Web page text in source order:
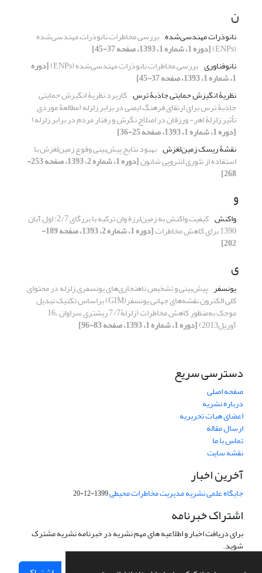
ن
نانوذرات مهندسی‌شده بررسی مخاطرات نانوذرات مهندسی‌شده
(ENPs)
[دوره 1، شماره 1، 1393، صفحه 37-45]
نانوفناوری بررسی مخاطرات نانوذرات مهندسی‌شده (ENPs) [دوره
1، شماره 1، 1393، صفحه 37-45]
نظریۀ انگیزش حمایتی جاذبۀ ترس کاربرد نظریۀ انگیزش حمایتی
جاذبۀ ترس برای ارتقای فرهنگ ایمنی در برابر زلزله (مطالعۀ موردی
تأثیر زلزلۀ اهر- ورزقان در اصلاح نگرش و رفتار مردم در برابر زلزله)
[دوره 1، شماره 1، 1393، صفحه 25-36]
نقشۀ ریسک زمین‌لغزش بهبود نتایج پیش‌بینی وقوع زمین‌لغزش با
استفاده از تئوری انتروپی شانون [دوره 1، شماره 2، 1393، صفحه 253-
268]
و
واکنش کیفیت واکنش به زمین‌لرزة وان ترکیه با بزرگای 2/7: اول آبان
1390 برای کاهش مخاطرات [دوره 1، شماره 2، 1393، صفحه 189-
202]
ی
یونسفر پیش‌بینی و تشخیص ناهنجاری‌های یونسفری زلزله در محتوای
کلی الکترون نقشه‌های جهانی یونسفر(GIM) براساس تکنیک تبدیل
موجک به‌منظور کاهش مخاطرات (زلزلۀ7/7 ریشتری سراوان ،16
آوریل2013) [دوره 1، شماره 1، 1393، صفحه 83-96]
دسترسی سریع
صفحه اصلی
درباره نشریه
اعضای هیات تحریریه
ارسال مقاله
تماس با ما
نقشه سایت
آخرین اخبار
جایگاه علمی نشریه مدیریت مخاطرات محیطی1399-12-20
اشتراک خبرنامه
برای دریافت اخبار و اطلاعیه های مهم نشریه در خبرنامه نشریه مشترک
شوید.